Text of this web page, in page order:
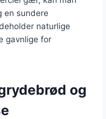
en sundere
naturlige
gavnlige for
og